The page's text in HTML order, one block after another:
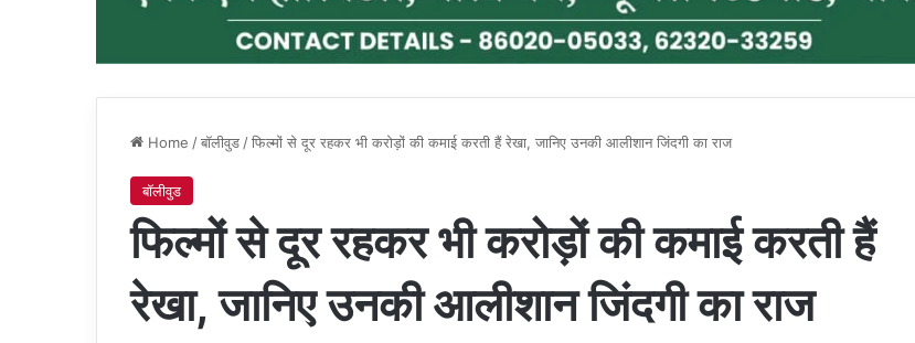
Home /बॉलीवुड /फिल्मों से दूर रहकर भी करोड़ों की कमाई करती हैं रेखा, जानिए उनकी आलीशान जिंदगी का राज
बॉलीवुड
फिल्मों से दूर रहकर भी करोड़ों की कमाई करती हैं
रेखा, जानिए उनकी आलीशान जिंदगी का राज